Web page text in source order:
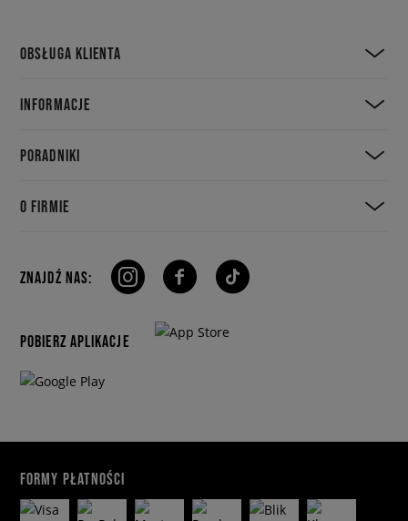
OBSŁUGA KLIENTA
INFORMACJE
PORADNIKI
O FIRMIE
ZNAJDŹ NAS:
POBIERZ APLIKACJE
FORMY PŁATNOŚCI